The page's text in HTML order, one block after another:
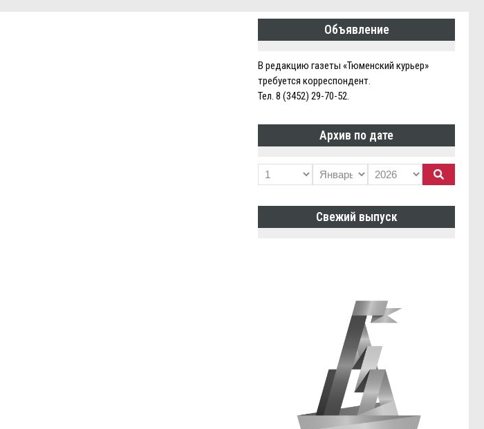
Объявление
В редакцию газеты «Тюменский курьер»
требуется корреспондент.
Тел. 8 (3452) 29-70-52.
Архив по дате
Свежий выпуск